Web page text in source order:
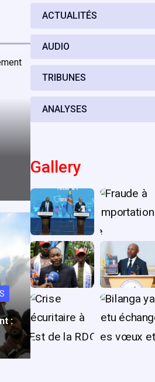
:
ACTUALITÉS
AUDIO
TRIBUNES
ANALYSES
Gallery